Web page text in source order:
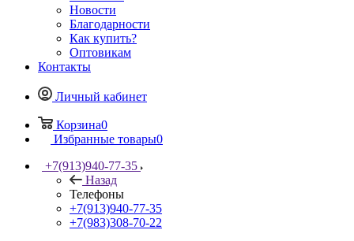
Новости
Благодарности
Как купить?
Оптовикам
Контакты
Личный кабинет
Корзина0
Избранные товары0
+7(913)940-77-35
Назад
Телефоны
+7(913)940-77-35
+7(983)308-70-22